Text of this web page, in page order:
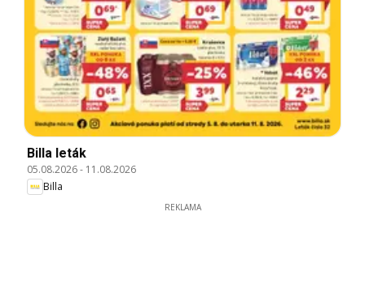
Billa leták
05.08.2026- 11.08.2026
Billa
REKLAMA